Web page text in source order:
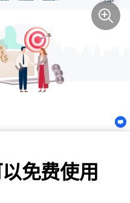
免费使用